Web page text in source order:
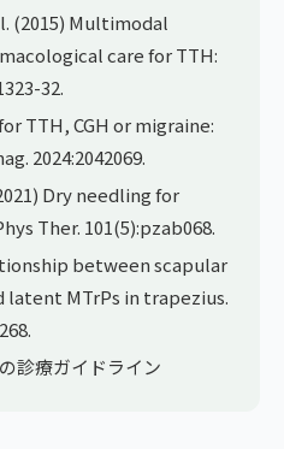
(2015) Multimodal
care for TTH:
32.
TTH, CGH or migraine:
2024:2042069.
Dry needling for
Ther. 101(5):pzab068.
between scapular
MTrPs in trapezius.
診療ガイドライン